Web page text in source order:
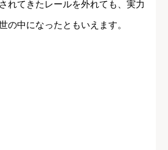
れてきたレールを外れても、実力
の中になったともいえます。